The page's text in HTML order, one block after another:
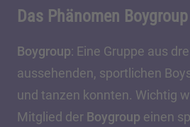
Das Phänomen Boygroup
Boygroup: Eine Gruppe aus
aussehenden, sportlichen
und tanzen konnten. Wichtig
Mitglied der Boygroup einen